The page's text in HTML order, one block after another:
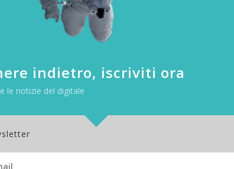
al servizio dei comunilavoratori.
le
questa filosofia ci ha pensato la statunitense Sarcos,
grado, non di svolgere autonomamente compiti e
i movimenti, la potenza e la sicurezza.
indietro, iscriviti ora
le notizie del digitale